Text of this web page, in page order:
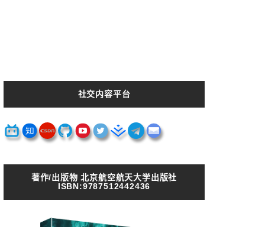
社交内容平台
著作/出版物 北京航空航天大学出版社
ISBN:9787512442436